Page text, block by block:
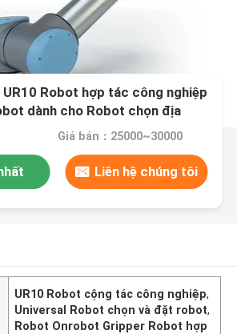
Robot hợp tác công nghiệp
dành cho Robot chọn địa
Giá bán：25000~30000
Liên hệ chúng tôi
UR10 Robot cộng tác công nghiệp,
Universal Robot chọn và đặt robot,
Robot Onrobot Gripper Robot hợp